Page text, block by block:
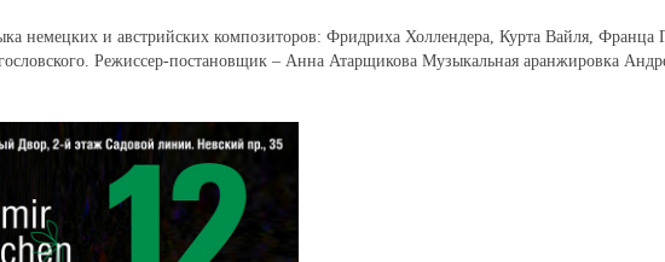
немецких и австрийских композиторов: Фридриха Холлендера, Курта Вайля, Франца
Режиссер-постановщик – Анна Атарщикова Музыкальная аранжировка